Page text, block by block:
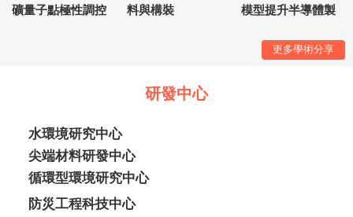
礦量子點極性調控
料與構裝
模型提升半導體製
系統供應鏈之韌性
與營運效率
更多學術分享
研發中心
水環境研究中心
尖端材料研發中心
循環型環境研究中心
防災工程科技中心